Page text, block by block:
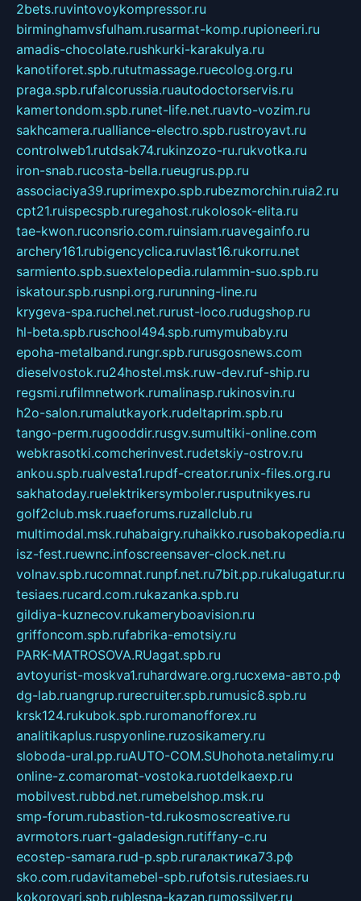
2bets.ruvintovoykompressor.ru
birminghamvsfulham.rusarmat-komp.rupioneeri.ru
amadis-chocolate.rushkurki-karakulya.ru
kanotiforet.spb.rututmassage.ruecolog.org.ru
praga.spb.rufalcorussia.ruautodoctorservis.ru
kamertondom.spb.runet-life.net.ruavto-vozim.ru
sakhcamera.rualliance-electro.spb.rustroyavt.ru
controlweb1.rutdsak74.rukinzozo-ru.rukvotka.ru
iron-snab.rucosta-bella.rueugrus.pp.ru
associaciya39.ruprimexpo.spb.rubezmorchin.ruia2.ru
cpt21.ruispecspb.ruregahost.rukolosok-elita.ru
tae-kwon.ruconsrio.com.ruinsiam.ruavegainfo.ru
archery161.rubigencyclica.ruvlast16.rukorru.net
sarmiento.spb.suextelopedia.rulammin-suo.spb.ru
iskatour.spb.rusnpi.org.rurunning-line.ru
krygeva-spa.ruchel.net.rurust-loco.rudugshop.ru
hl-beta.spb.ruschool494.spb.rumymubaby.ru
epoha-metalband.rungr.spb.rurusgosnews.com
dieselvostok.ru24hostel.msk.ruw-dev.ruf-ship.ru
regsmi.rufilmnetwork.rumalinasp.rukinosvin.ru
h2o-salon.rumalutkayork.rudeltaprim.spb.ru
tango-perm.rugooddir.rusgv.sumultiki-online.com
webkrasotki.comcherinvest.rudetskiy-ostrov.ru
ankou.spb.rualvesta1.rupdf-creator.runix-files.org.ru
sakhatoday.ruelektrikersymboler.rusputnikyes.ru
golf2club.msk.ruaeforums.ruzallclub.ru
multimodal.msk.ruhabaigry.ruhaikko.rusobakopedia.ru
isz-fest.ruewnc.infoscreensaver-clock.net.ru
volnav.spb.rucomnat.runpf.net.ru7bit.pp.rukalugatur.ru
tesiaes.rucard.com.rukazanka.spb.ru
gildiya-kuznecov.rukameryboavision.ru
griffoncom.spb.rufabrika-emotsiy.ru
PARK-MATROSOVA.RUagat.spb.ru
avtoyurist-moskva1.ruhardware.org.ruсхема-авто.рф
dg-lab.ruangrup.rurecruiter.spb.rumusic8.spb.ru
krsk124.rukubok.spb.ruromanofforex.ru
analitikaplus.ruspyonline.ruzosikamery.ru
sloboda-ural.pp.ruAUTO-COM.SUhohota.netalimy.ru
online-z.comaromat-vostoka.ruotdelkaexp.ru
mobilvest.rubbd.net.rumebelshop.msk.ru
smp-forum.rubastion-td.rukosmoscreative.ru
avrmotors.ruart-galadesign.rutiffany-c.ru
ecostep-samara.rud-p.spb.ruгалактика73.рф
sko.com.rudavitamebel-spb.rufotsis.rutesiaes.ru
kokoroyari.spb.rublesna-kazan.rumossilver.ru